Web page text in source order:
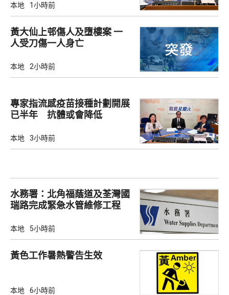
本地 1小時前
黃大仙上邨傷人及墮樓案 一
人受刀傷一人身亡
本地 2小時前
專家指流感疫苗接種計劃開展
已半年 抗體或會降低
本地 3小時前
水務署：北角福蔭道及荃灣國
瑞路完成緊急水管維修工程
本地 5小時前
黃色工作暑熱警告生效
本地 6小時前